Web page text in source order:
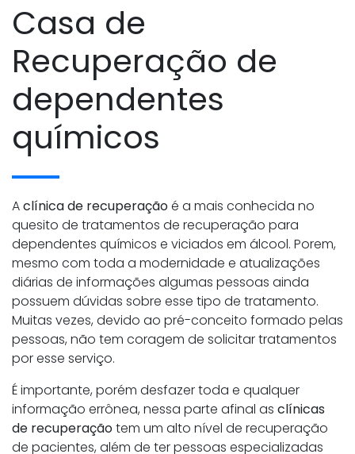
Casa de
Recuperação de
dependentes
químicos
Aclínica de recuperaçãoé a mais conhecida no
quesito de tratamentos de recuperação para
dependentes químicos e viciados em álcool. Porem,
mesmo com toda a modernidade e atualizações
diárias de informações algumas pessoas ainda
possuem dúvidas sobre esse tipo de tratamento.
Muitas vezes, devido ao pré-conceito formado pelas
pessoas, não tem coragem de solicitar tratamentos
por esse serviço.
É importante, porém desfazer toda e qualquer
informação errônea, nessa parte afinal as clínicas
de recuperaçãotem um alto nível de recuperação
de pacientes, além de ter pessoas especializadas